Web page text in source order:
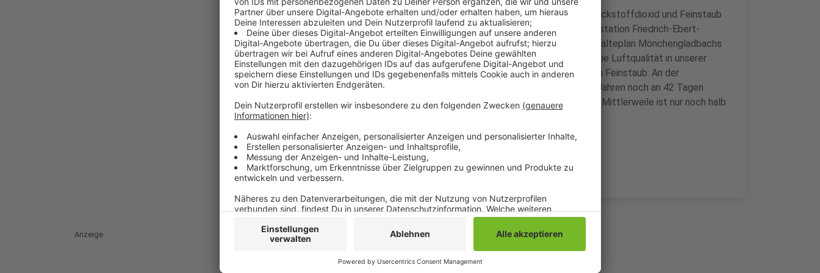
Das Landesumweltamtes hat jetzt die Jahresmittelwerte von Stickstoffdioxid und Feinstaub
für das zurückliegende Jahr ausgewertet. Die Werte an der Messstation Friedrich-Ebert-
Straße bleiben zunächst stabil. Die Maßnahmen aus dem Lufteinhalteplan Mönchengladbachs
scheinen also zu wirken - innerhalb der letzten 10 Jahre hat sich die Luftqualität in unserer
Stadt sogar deutlich verbessert. Das sieht man zum Beispiel beim Feinstaub: An der
Messstelle Friedrich-Ebert-Straße waren die Grenzwerte vor 10 Jahren noch an 42 Tagen
überschritten worden - im vorletzten Jahr nur noch an vier Tagen. Mittlerweile ist nur noch halb
Anzeige
Anzeige